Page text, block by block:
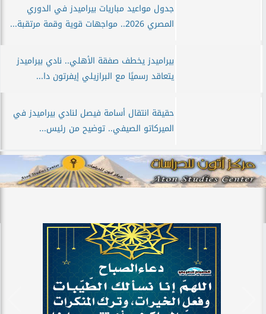
جدول مواعيد مباريات بيراميدز في الدوري
المصري 2026.. مواجهات قوية وقمة مرتقبة...
بيراميدز يخطف صفقة الأهلي.. نادي بيراميدز
يتعاقد رسميًا مع البرازيلي إيفرتون دا...
حقيقة انتقال أسامة فيصل لنادي بيراميدز في
الميركاتو الصيفي.. توضيح من رئيس...